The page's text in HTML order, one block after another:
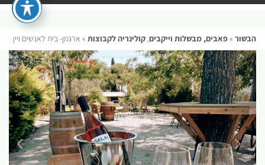
הבשור »פאבים, מבשלות וייקבים, קולינריה לקבוצות » ארגמן- בית לאנשים ויין